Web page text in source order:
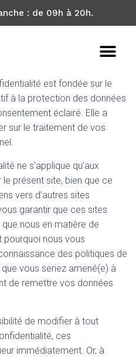
: de 09h à 20h.
est fondée sur le
à la protection des données
éclairé. Elle a
sur le traitement de vos
ne s’applique qu’aux
présent site, bien que ce
vers d’autres sites
garantir que ces sites
nous en matière de
pourquoi nous vous
des politiques de
vous seriez amené(e) à
de remettre vos données
de modifier à tout
ces
immédiatement. Or, à